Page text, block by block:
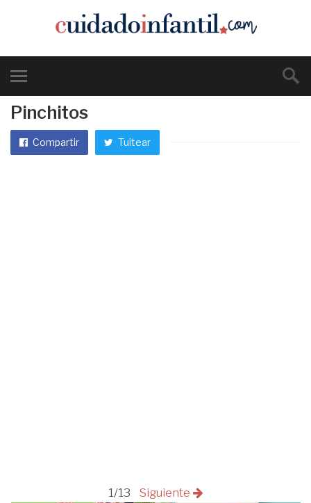
Pinchitos
Compartir Tuitear
1/13 Siguiente